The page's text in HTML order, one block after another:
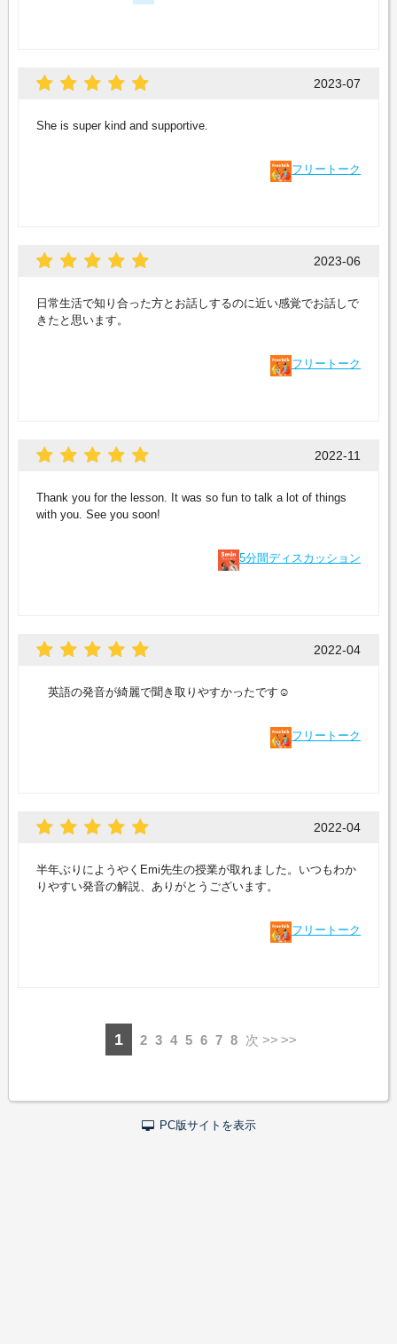
2023-07
She is super kind and supportive.
フリートーク
2023-06
日常生活で知り合った方とお話しするのに近い感覚でお話しで
きたと思います。
フリートーク
2022-11
Thank you for the lesson. It was so fun to talk a lot of things
with you. See you soon!
5分間ディスカッション
2022-04
英語の発音が綺麗で聞き取りやすかったです☺️
フリートーク
2022-04
半年ぶりにようやくEmi先生の授業が取れました。いつもわか
りやすい発音の解説、ありがとうございます。
フリートーク
1 2 3 4 5 6 7 8 次 >>
PC版サイトを表示